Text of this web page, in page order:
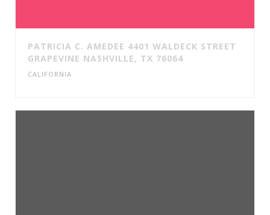
PATRICIA C. AMEDEE 4401 WALDECK STREET
GRAPEVINE NASHVILLE, TX 76064
CALIFORNIA